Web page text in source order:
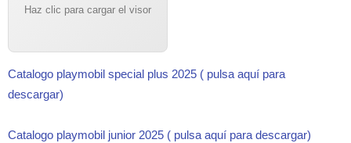
Haz clic para cargar el visor
Catalogo playmobil special plus 2025 ( pulsa aquí para
descargar)
Catalogo playmobil junior 2025 ( pulsa aquí para descargar)